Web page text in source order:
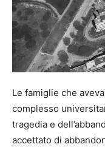
Le famiglie che
complesso
tragedia e
accettato di